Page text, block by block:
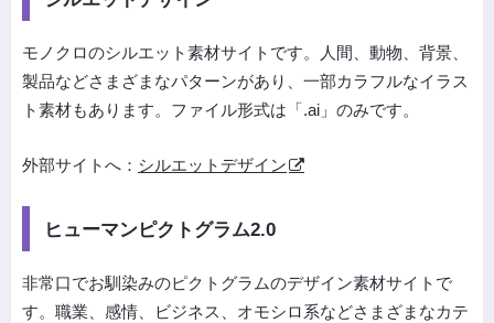
モノクロのシルエット素材サイトです。人間、動物、背景、
製品などさまざまなパターンがあり、一部カラフルなイラス
ト素材もあります。ファイル形式は「.ai」のみです。
外部サイトへ： シルエットデザイン
ヒューマンピクトグラム2.0
非常口でお馴染みのピクトグラムのデザイン素材サイトで
す。職業、感情、ビジネス、オモシロ系などさまざまなカテ